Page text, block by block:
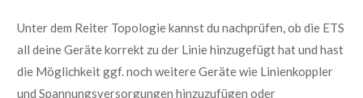
Unter dem Reiter Topologie kannst du nachprüfen, ob die ETS
all deine Geräte korrekt zu der Linie hinzugefügt hat und hast
die Möglichkeit ggf. noch weitere Geräte wie Linienkoppler
und Spannungsversorgungen hinzuzufügen oder